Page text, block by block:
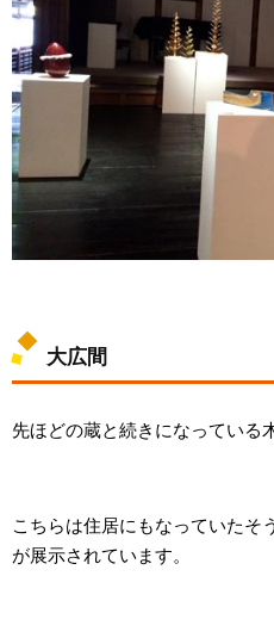
大広間
先ほどの蔵と続きになっている
こちらは住居にもなっていたそ
が展示されています。